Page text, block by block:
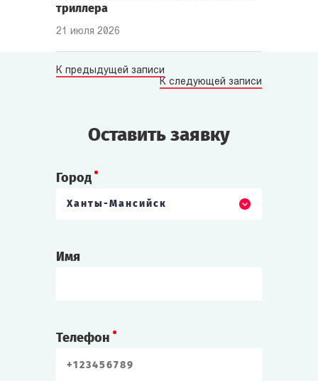
триллера
21 июля 2026
К предыдущей записи
К следующей записи
Оставить заявку
Город
Ханты-Мансийск
Имя
Телефон